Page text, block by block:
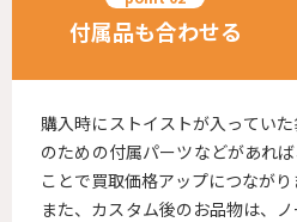
付属品も合わせる
購入時にストイストが入ってい
のための付属パーツなどがあれ
ことで買取価格アップにつながり
また、カスタム後のお品物は、